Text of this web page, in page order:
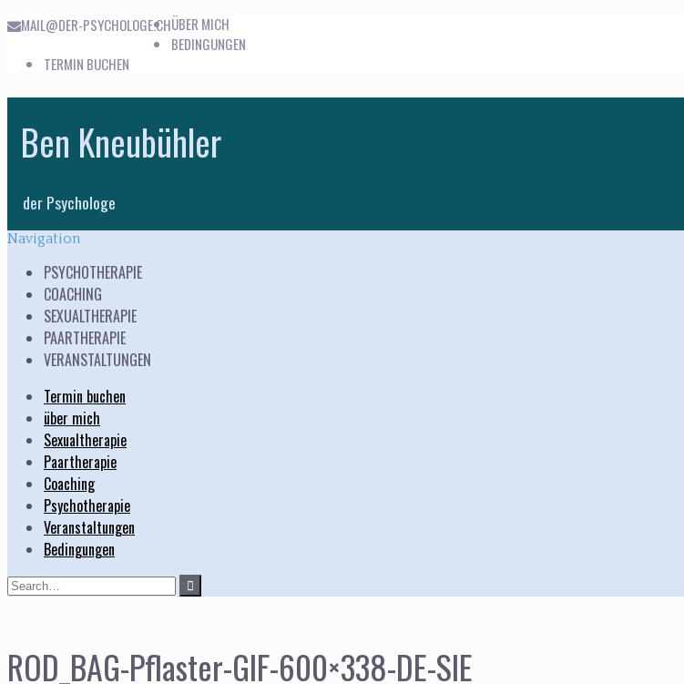
MAIL@DER-PSYCHOLOGE.CHÜBER MICH
BEDINGUNGEN
TERMIN BUCHEN
navigation
content
Ben Kneubühler
der Psychologe
Navigation
PSYCHOTHERAPIE
COACHING
SEXUALTHERAPIE
PAARTHERAPIE
VERANSTALTUNGEN
Termin buchen
über mich
Sexualtherapie
Paartherapie
Coaching
Psychotherapie
Veranstaltungen
Bedingungen
Search
for:
ROD_BAG-Pflaster-GIF-600×338-DE-SIE